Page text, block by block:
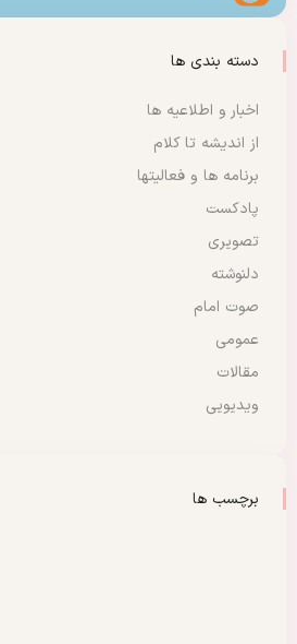
دسته بندی ها
اخبار و اطلاعیه ها
از اندیشه تا کلام
برنامه ها و فعالیتها
پادکست
تصویری
دلنوشته
صوت امام
عمومی
مقالات
ویدیویی
برچسب ها